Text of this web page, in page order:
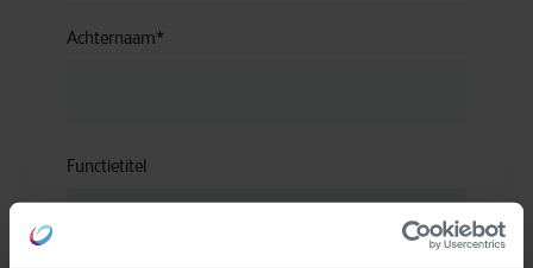
Achternaam*
Functietitel